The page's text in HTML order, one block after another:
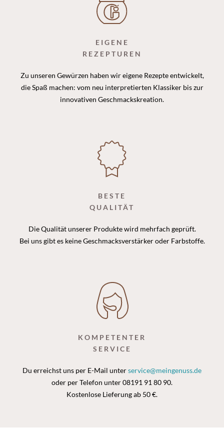
EIGENE
REZEPTUREN
Zu unseren Gewürzen haben wir eigene Rezepte entwickelt,
die Spaß machen: vom neu interpretierten Klassiker bis zur
innovativen Geschmackskreation.
BESTE
QUALITÄT
Die Qualität unserer Produkte wird mehrfach geprüft.
Bei uns gibt es keine Geschmacksverstärker oder Farbstoffe.
KOMPETENTER
SERVICE
Du erreichst uns per E-Mail unterservice@meingenuss.de
oder per Telefon unter 08191 91 80 90.
Kostenlose Lieferung ab 50 €.